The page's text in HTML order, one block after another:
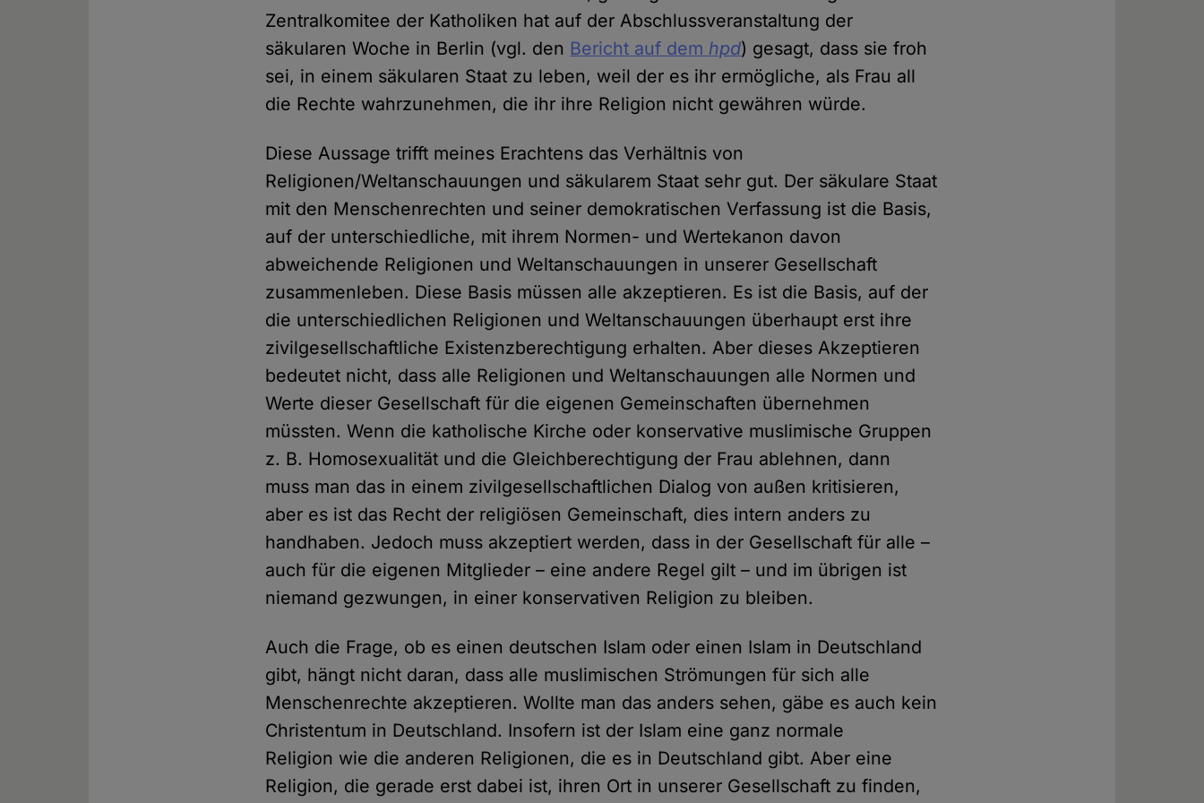
Zentralkomitee der Katholiken hat auf der Abschlussveranstaltung der
säkularen Woche in Berlin (vgl. den Bericht auf dem hpd) gesagt, dass sie froh
sei, in einem säkularen Staat zu leben, weil der es ihr ermögliche, als Frau all
die Rechte wahrzunehmen, die ihr ihre Religion nicht gewähren würde.
Diese Aussage trifft meines Erachtens das Verhältnis von
Religionen/Weltanschauungen und säkularem Staat sehr gut. Der säkulare Staat
mit den Menschenrechten und seiner demokratischen Verfassung ist die Basis,
auf der unterschiedliche, mit ihrem Normen- und Wertekanon davon
abweichende Religionen und Weltanschauungen in unserer Gesellschaft
zusammenleben. Diese Basis müssen alle akzeptieren. Es ist die Basis, auf der
die unterschiedlichen Religionen und Weltanschauungen überhaupt erst ihre
zivilgesellschaftliche Existenzberechtigung erhalten. Aber dieses Akzeptieren
bedeutet nicht, dass alle Religionen und Weltanschauungen alle Normen und
Werte dieser Gesellschaft für die eigenen Gemeinschaften übernehmen
müssten. Wenn die katholische Kirche oder konservative muslimische Gruppen
z. B. Homosexualität und die Gleichberechtigung der Frau ablehnen, dann
muss man das in einem zivilgesellschaftlichen Dialog von außen kritisieren,
aber es ist das Recht der religiösen Gemeinschaft, dies intern anders zu
handhaben. Jedoch muss akzeptiert werden, dass in der Gesellschaft für alle –
auch für die eigenen Mitglieder – eine andere Regel gilt – und im übrigen ist
niemand gezwungen, in einer konservativen Religion zu bleiben.
Auch die Frage, ob es einen deutschen Islam oder einen Islam in Deutschland
gibt, hängt nicht daran, dass alle muslimischen Strömungen für sich alle
Menschenrechte akzeptieren. Wollte man das anders sehen, gäbe es auch kein
Christentum in Deutschland. Insofern ist der Islam eine ganz normale
Religion wie die anderen Religionen, die es in Deutschland gibt. Aber eine
Religion, die gerade erst dabei ist, ihren Ort in unserer Gesellschaft zu finden,